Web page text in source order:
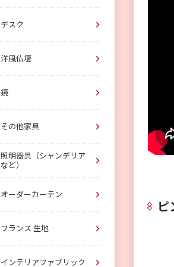
ピ
デスク
洋風仏壇
鏡
その他家具
照明器具（シャンデリア
など）
オーダーカーテン
フランス 生地
インテリアファブリック